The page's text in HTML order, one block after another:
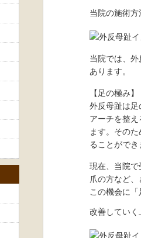
当院の施術
当院では、
あります。
【足の極み】
外反母趾は
アーチを整
ます。その
ることができ
現在、当院
爪の方など
この機会に
改善してい